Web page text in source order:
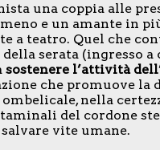
una coppia alle
e un amante in
a teatro. Quel che
serata (ingresso
sostenere l’attività
che promuove la
nella
del cordone
salvare vite umane.